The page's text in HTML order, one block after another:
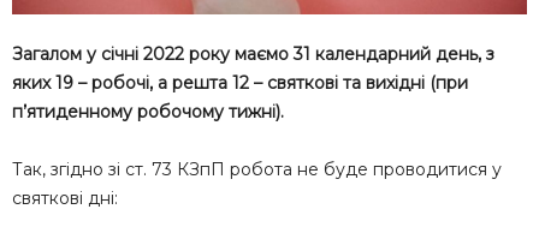
Загалом у січні 2022 року маємо 31 календарний день, з
яких 19 – робочі, а решта 12 – святкові та вихідні (при
п’ятиденному робочому тижні).
Так, згідно зі ст. 73 КЗпП робота не буде проводитися у
святкові дні: